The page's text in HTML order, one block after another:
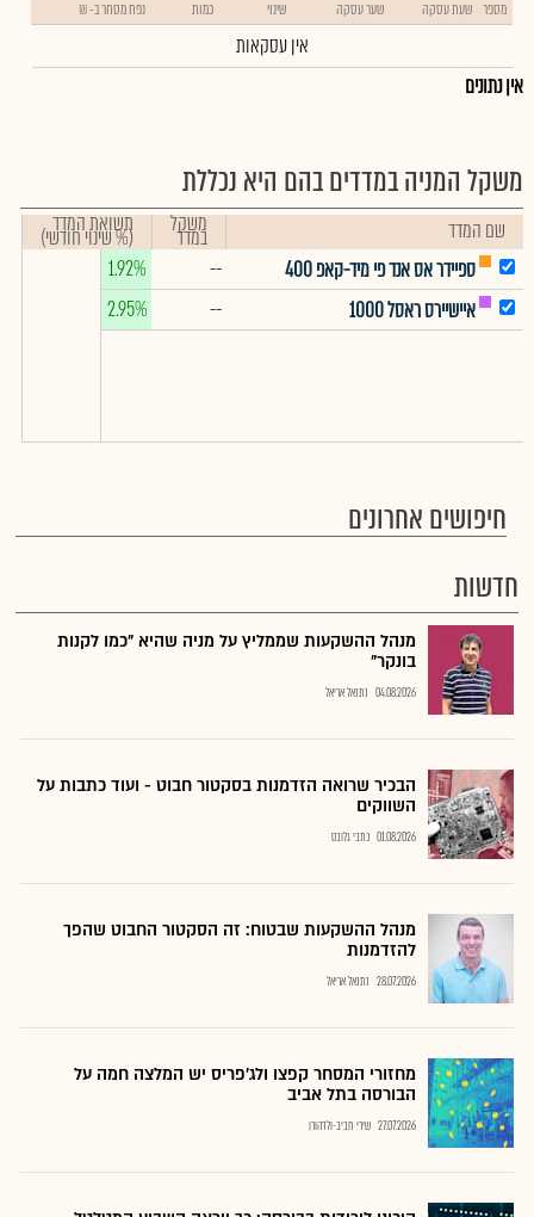
מספר שעת עסקה שער עסקה שינוי כמות נפח מסחר ב- ₪
אין עסקאות
אין נתונים
משקל המניה במדדים בהם היא נכללת
שם המדד משקל
במדד תשואת המדד
(% שינוי חודשי)
ספיידר אס אנד פי מיד-קאפ 400
--
1.92%
איישיירס ראסל 1000
--
2.95%
חיפושים אחרונים
חדשות
מנהל ההשקעות שממליץ על מניה שהיא "כמו לקנות
בונקר"
04.08.2026 נתנאל אריאל
הבכיר שרואה הזדמנות בסקטור חבוט - ועוד כתבות על
השווקים
01.08.2026 כתבי גלובס
מנהל ההשקעות שבטוח: זה הסקטור החבוט שהפך
להזדמנות
28.07.2026 נתנאל אריאל
מחזורי המסחר קפצו ולג'פריס יש המלצה חמה על
הבורסה בתל אביב
27.07.2026 שירי חביב-ולדהורן